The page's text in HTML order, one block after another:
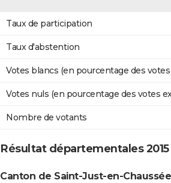
Taux de participation
Taux d'abstention
Votes blancs (en pourcentage des
Votes nuls (en pourcentage des votes
Nombre de votants
Résultat départementales
Canton de Saint-Just-en-Chaussée